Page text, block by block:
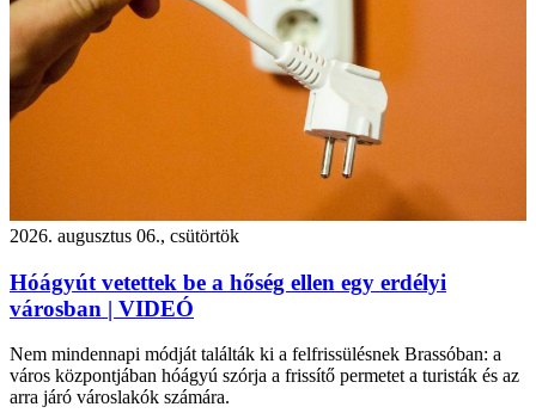
2026. augusztus 06., csütörtök
Hóágyút vetettek be a hőség ellen egy erdélyi
városban | VIDEÓ
Nem mindennapi módját találták ki a felfrissülésnek Brassóban: a
város központjában hóágyú szórja a frissítő permetet a turisták és az
arra járó városlakók számára.